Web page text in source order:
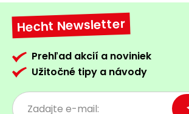
Hecht Newsletter
Prehľad akcií a noviniek
Užitočné tipy a návody